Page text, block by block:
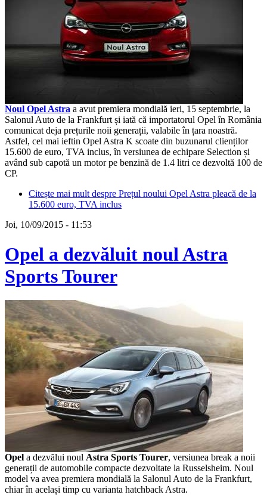
Noul Opel Astra a avut premiera mondială ieri, 15 septembrie, la
Salonul Auto de la Frankfurt și iată că importatorul Opel în România
comunicat deja prețurile noii generații, valabile în țara noastră.
Astfel, cel mai ieftin Opel Astra K scoate din buzunarul clienților
15.600 de euro, TVA inclus, în versiunea de echipare Selection și
având sub capotă un motor pe benzină de 1.4 litri ce dezvoltă 100 de
CP.
Citește mai mult despre Prețul noului Opel Astra pleacă de la
15.600 euro, TVA inclus
Joi, 10/09/2015 - 11:53
Opel a dezvăluit noul Astra
Sports Tourer
Opel a dezvălui noul Astra Sports Tourer, versiunea break a noii
generații de automobile compacte dezvoltate la Russelsheim. Noul
model va avea premiera mondială la Salonul Auto de la Frankfurt,
chiar în același timp cu varianta hatchback Astra.